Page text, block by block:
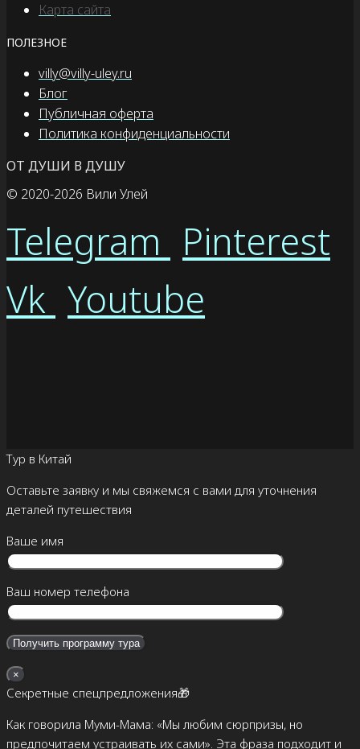
Карта сайта
ПОЛЕЗНОЕ
villy@villy-uley.ru
Блог
Публичная оферта
Политика конфиденциальности
ОТ ДУШИ В ДУШУ
© 2020-2026 Вили Улей
Telegram Pinterest
Vk Youtube
Тур в Китай
Оставьте заявку и мы свяжемся с вами для уточнения
деталей путешествия
Ваше имя
Ваш номер телефона
×
Секретные спецпредложения🎁
Как говорила Муми-Мама: «Мы любим сюрпризы, но
предпочитаем устраивать их сами». Эта фраза подходит и